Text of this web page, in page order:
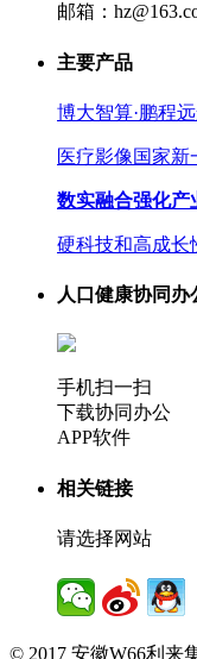
邮箱：
主要产品
博大智算·鹏程
医疗影像国家
数实融合强化产
硬科技和高成长
人口健康协同办
手机扫一扫
下载协同办公
APP软件
相关链接
请选择网站
© 2017 安徽W66利来